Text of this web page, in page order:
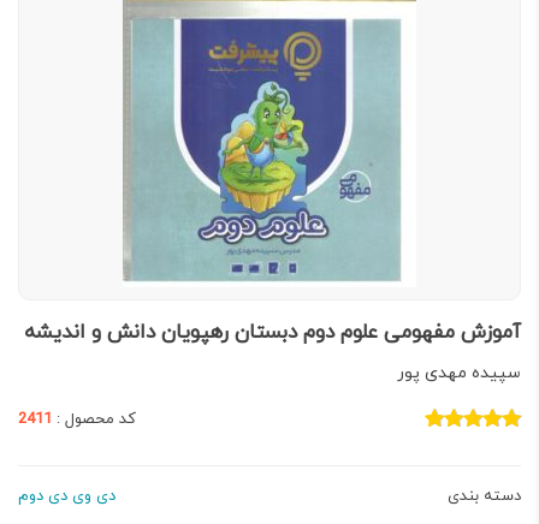
آموزش مفهومی علوم دوم دبستان رهپویان دانش و اندیشه
سپیده مهدی پور
کد محصول : 2411
دسته بندی دی وی دی دوم